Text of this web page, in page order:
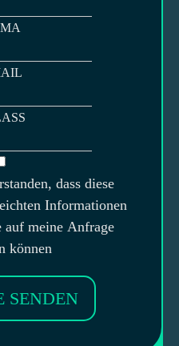
dass diese
Informationen
auf meine Anfrage
können
SENDEN